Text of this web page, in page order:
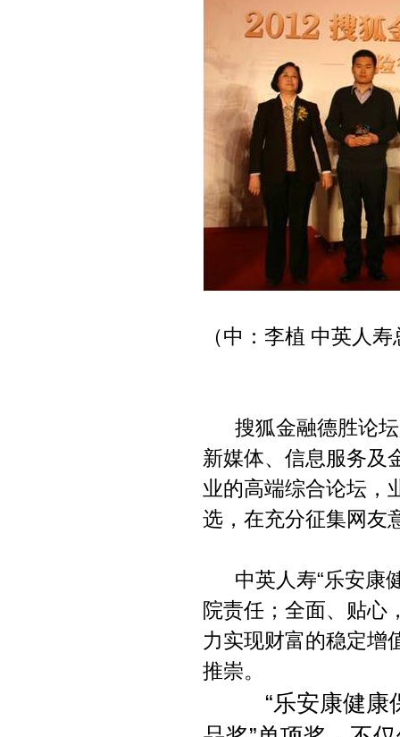
（中：李植 中英人
搜狐金融德胜论坛
新媒体、信息服务及
业的高端综合论坛，
选，在充分征集网友
中英人寿“乐安康健
院责任；全面、贴心
力实现财富的稳定增
推崇。
“乐安康健康